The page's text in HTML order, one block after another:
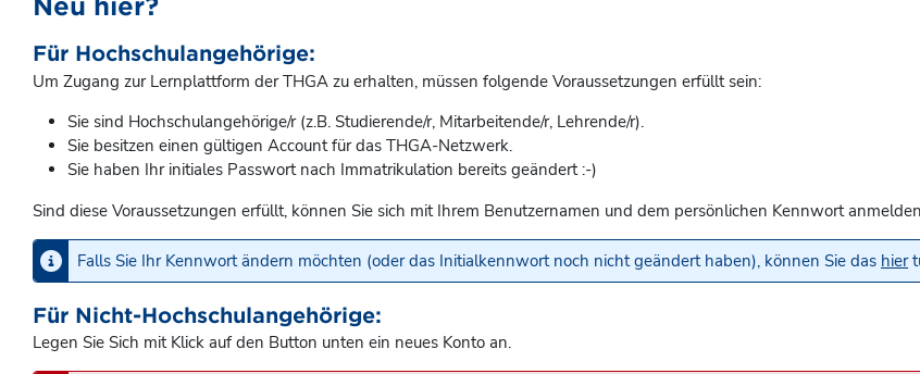
Für Hochschulangehörige:
Um Zugang zur Lernplattform der THGA zu erhalten, müssen folgende Voraussetzungen erfüllt sein:
Sie sind Hochschulangehörige/r (z.B. Studierende/r, Mitarbeitende/r, Lehrende/r).
Sie besitzen einen gültigen Account für das THGA-Netzwerk.
Sie haben Ihr initiales Passwort nach Immatrikulation bereits geändert :-)
Sind diese Voraussetzungen erfüllt, können Sie sich mit Ihrem Benutzernamen und dem persönlichen Kennwort
Falls Sie Ihr Kennwort ändern möchten (oder das Initialkennwort noch nicht geändert haben), können Sie das hier
Für Nicht-Hochschulangehörige:
Legen Sie Sich mit Klick auf den Button unten ein neues Konto an.